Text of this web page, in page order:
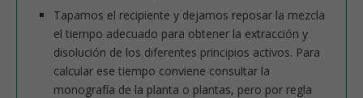
Tapamos el recipiente y dejamos reposar la mezcla
el tiempo adecuado para obtener la extracción y
disolución de los diferentes principios activos. Para
calcular ese tiempo conviene consultar la
monografía de la planta o plantas, pero por regla